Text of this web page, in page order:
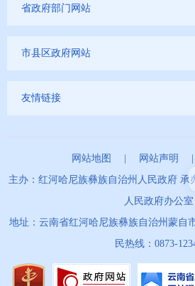
省政府部门网站
市县区政府网站
友情链接
网站地图 网站声明
主办：红河哈尼族彝族自治州人民政府 承
人民政府办公室
地址：云南省红河哈尼族彝族自治州蒙
民热线：0873-